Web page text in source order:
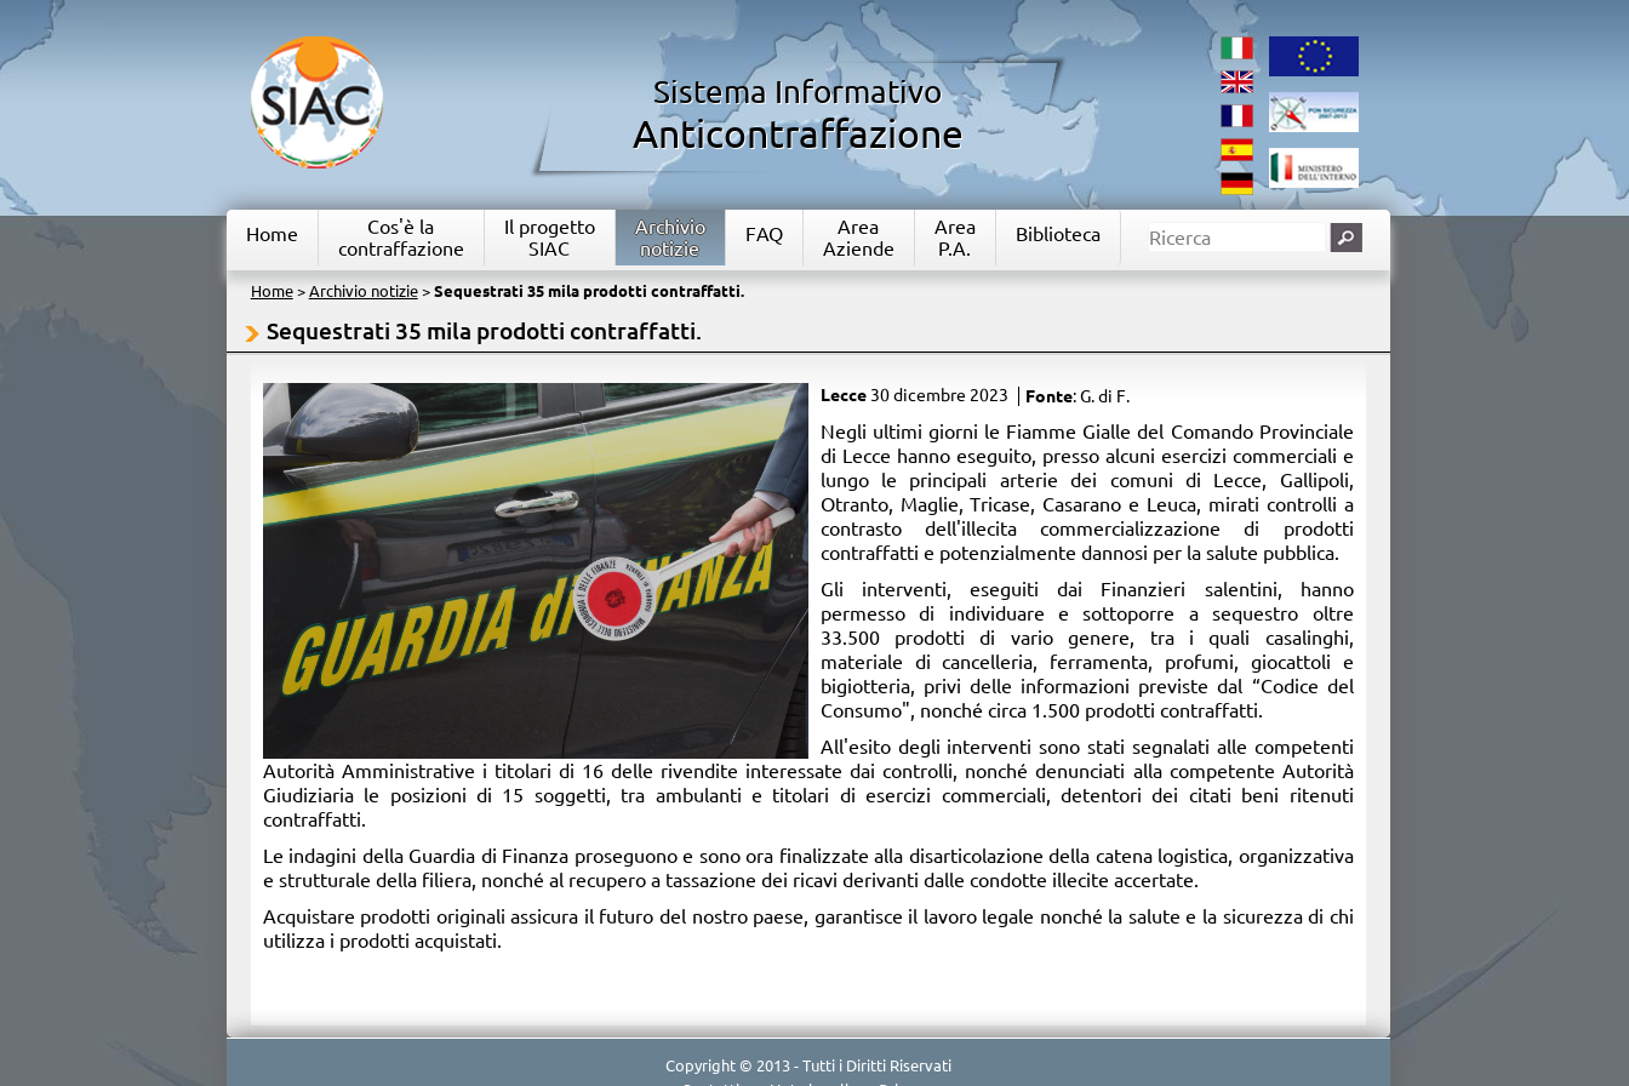
Sistema Informativo
Anticontraffazione
Home
Cos'è la
contraffazione
Il progetto
SIAC
Archivio
notizie
FAQ
Area
Aziende
Area
P.A.
Biblioteca
Home> Archivio notizie> Sequestrati 35 mila prodotti contraffatti.
Sequestrati 35 mila prodotti contraffatti.
Lecce 30 dicembre 2023 Fonte: G. di F.
​Negli ultimi giorni le Fiamme Gialle del Comando Provinciale
di Lecce hanno eseguito, presso alcuni esercizi commerciali e
lungo le principali arterie dei comuni di Lecce, Gallipoli,
Otranto, Maglie, Tricase, Casarano e Leuca, mirati controlli a
contrasto dell'illecita commercializzazione di prodotti
contraffatti e potenzialmente dannosi per la salute pubblica.
Gli interventi, eseguiti dai Finanzieri salentini, hanno
permesso di individuare e sottoporre a sequestro oltre
33.500 prodotti di vario genere, tra i quali casalinghi,
materiale di cancelleria, ferramenta, profumi, giocattoli e
bigiotteria, privi delle informazioni previste dal “Codice del
Consumo", nonché circa 1.500 prodotti contraffatti.
All'esito degli interventi sono stati segnalati alle competenti
Autorità Amministrative i titolari di 16 delle rivendite interessate dai controlli, nonché denunciati alla competente Autorità
Giudiziaria le posizioni di 15 soggetti, tra ambulanti e titolari di esercizi commerciali, detentori dei citati beni ritenuti
contraffatti.
Le indagini della Guardia di Finanza proseguono e sono ora finalizzate alla disarticolazione della catena logistica, organizzativa
e strutturale della filiera, nonché al recupero a tassazione dei ricavi derivanti dalle condotte illecite accertate.
Acquistare prodotti originali assicura il futuro del nostro paese, garantisce il lavoro legale nonché la salute e la sicurezza di chi
utilizza i prodotti acquistati.​
Copyright © 2013 - Tutti i Diritti Riservati